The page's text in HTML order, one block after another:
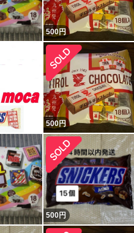
500円
500円
500円